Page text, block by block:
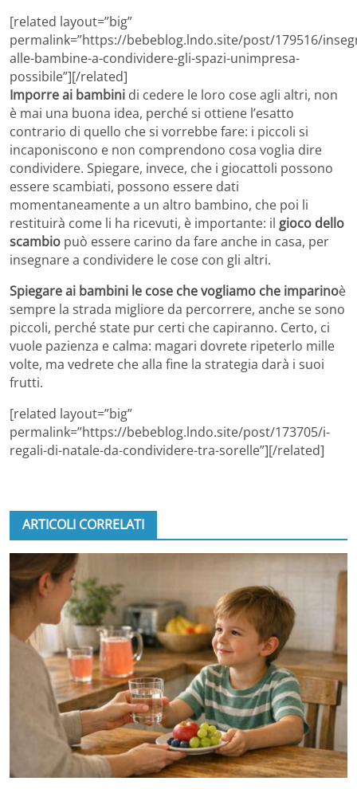
[related layout=”big”
permalink=”https://bebeblog.lndo.site/post/179516/
alle-bambine-a-condividere-gli-spazi-unimpresa-
possibile”][/related]
Imporre ai bambini di cedere le loro cose agli altri, non
è mai una buona idea, perché si ottiene l’esatto
contrario di quello che si vorrebbe fare: i piccoli si
incaponiscono e non comprendono cosa voglia dire
condividere. Spiegare, invece, che i giocattoli possono
essere scambiati, possono essere dati
momentaneamente a un altro bambino, che poi li
restituirà come li ha ricevuti, è importante: il gioco dello
scambio può essere carino da fare anche in casa, per
insegnare a condividere le cose con gli altri.
Spiegare ai bambini le cose che vogliamo che imparinoè
sempre la strada migliore da percorrere, anche se sono
piccoli, perché state pur certi che capiranno. Certo, ci
vuole pazienza e calma: magari dovrete ripeterlo mille
volte, ma vedrete che alla fine la strategia darà i suoi
frutti.
[related layout=”big”
permalink=”https://bebeblog.lndo.site/post/173705/i-
regali-di-natale-da-condividere-tra-sorelle”][/related]
ARTICOLI CORRELATI